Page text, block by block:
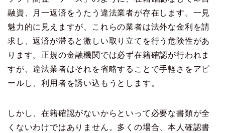
融資、月一返済をうたう違法業者が存在します。一見
魅力的に見えますが、これらの業者は法外な金利を請
求し、返済が滞ると激しい取り立てを行う危険性があ
ります。正規の金融機関では必ず在籍確認が行われま
すが、違法業者はそれを省略することで手軽さをアピ
ールし、利用者を誘い込もうとします。
しかし、在籍確認がないからといって必要な書類が全
くないわけではありません。多くの場合、本人確認書